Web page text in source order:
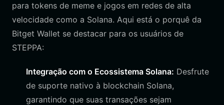
para tokens de meme e jogos em redes de alta
velocidade como a Solana. Aqui está o porquê da
Bitget Wallet se destacar para os usuários de
STEPPA:
Integração com o Ecossistema Solana: Desfrute
de suporte nativo à blockchain Solana,
garantindo que suas transações sejam